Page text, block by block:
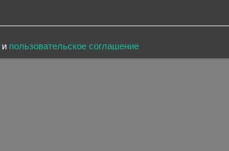
и пользовательское соглашение